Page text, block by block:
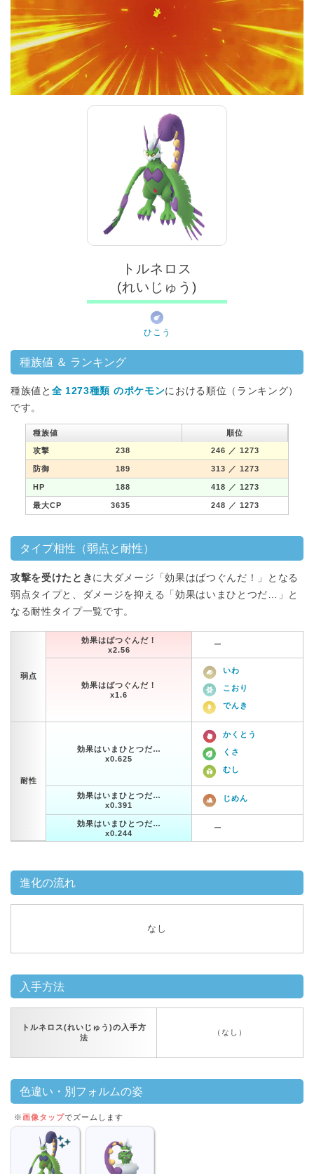
00:00 /01:00
トルネロス
(れいじゅう)
ひこう
種族値 ＆ ランキング
種族値と 全 1273種類 のポケモンにおける順位（ランキング）
です。
種族値 順位
攻撃 238 246 ／ 1273
防御 189 313 ／ 1273
HP 188 418 ／ 1273
最大CP 3635 248 ／ 1273
タイプ相性（弱点と耐性）
攻撃を受けたとき に大ダメージ「効果はばつぐんだ！」となる
弱点タイプと、ダメージを抑える「効果はいまひとつだ…」と
なる耐性タイプ一覧です。
弱点
効果はばつぐんだ！
x2.56
ー
効果はばつぐんだ！
x1.6
いわ
こおり
でんき
耐性
効果はいまひとつだ…
x0.625
かくとう
くさ
むし
効果はいまひとつだ…
x0.391
じめん
効果はいまひとつだ…
x0.244
ー
進化の流れ
なし
入手方法
トルネロス(れいじゅう)の入手方
法
（なし）
色違い・別フォルムの姿
※画像タップでズームします